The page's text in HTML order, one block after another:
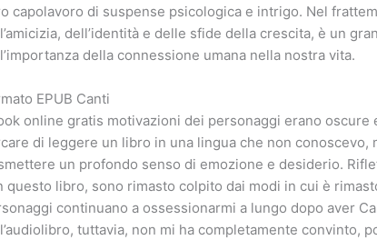
capolavoro di suspense psicologica e intrigo. Nel
dell’identità e delle sfide della crescita, è un
della connessione umana nella nostra vita.
EPUB Canti
online gratis motivazioni dei personaggi erano oscure
di leggere un libro in una lingua che non conoscevo,
un profondo senso di emozione e desiderio.
questo libro, sono rimasto colpito dai modi in cui è
continuano a ossessionarmi a lungo dopo aver
tuttavia, non mi ha completamente convinto,